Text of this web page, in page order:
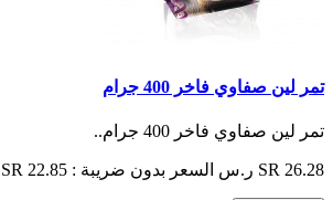
تمر لين صفاوي فاخر 400 جرام
تمر لين صفاوي فاخر 400 جرام..
SR 26.28 ر.س السعر بدون ضريبة : SR 22.85 ر.س